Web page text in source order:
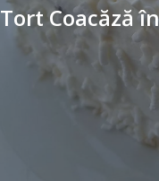
Tort Coacăză